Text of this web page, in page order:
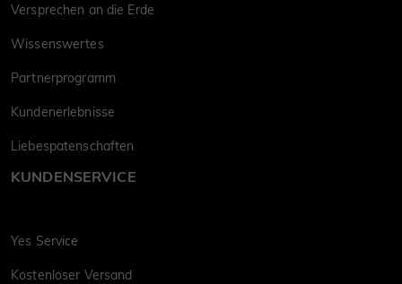
Versprechen an die Erde
Wissenswertes
Partnerprogramm
Kundenerlebnisse
Liebespatenschaften
KUNDENSERVICE
Yes Service
Kostenloser Versand